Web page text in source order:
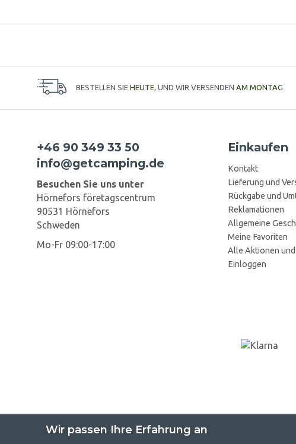
BESTELLEN SIE HEUTE , UND WIR VERSENDEN AM MONTAG
+46 90 349 33 50
info@getcamping.de
Besuchen Sie uns unter
Hörnefors företagscentrum
90531 Hörnefors
Schweden
Mo-Fr 09:00-17:00
Einkaufen
Kontakt
Lieferung und
Rückgabe und
Reklamationen
Allgemeine
Meine Favoriten
Alle Aktionen und
Einloggen
Wir passen Ihre Erfahrung an